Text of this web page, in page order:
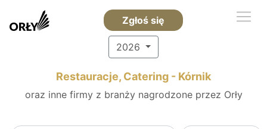
Zgłoś się
2026
Restauracje, Catering - Kórnik
oraz inne firmy z branży nagrodzone przez Orły